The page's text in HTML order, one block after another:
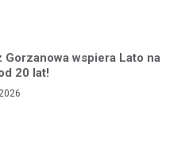
Gorzanowa wspiera Lato na
20 lat!